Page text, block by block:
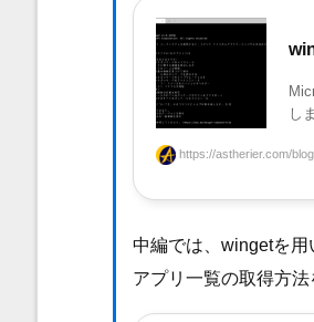
し
https://astherier.com/
中編では、wingetを
アプリ一覧の取得方法